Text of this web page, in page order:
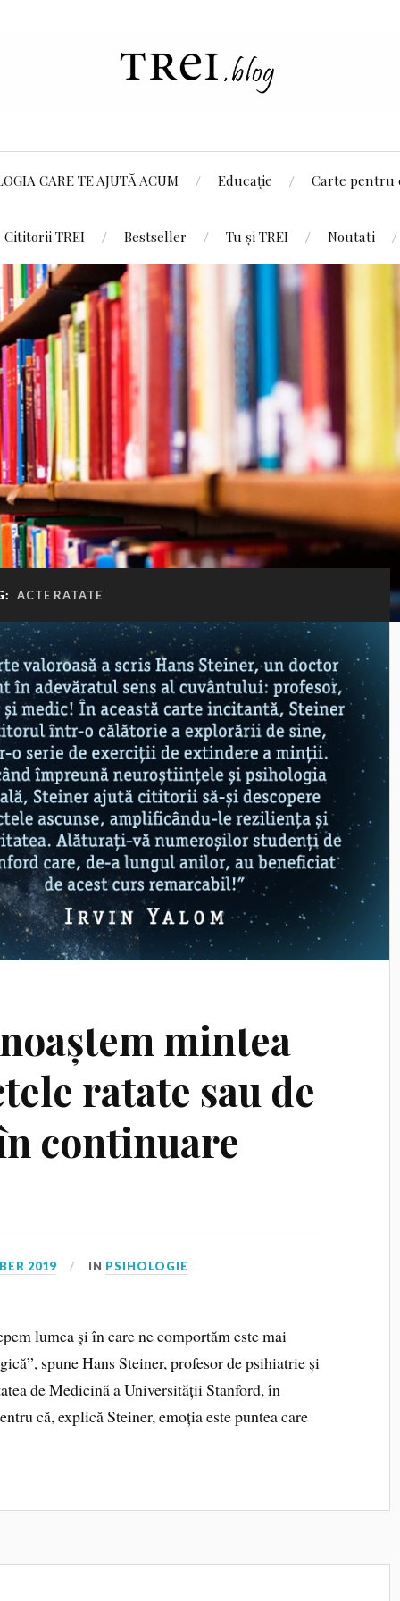
CARE TE AJUTĂ ACUM Educație Carte pentru
Cititorii TREI Bestseller Tu și TREI Noutati
ACTE RATATE
mintea
ratate sau de
continuare
2019 IN PSIHOLOGIE
lumea și în care ne comportăm este mai
spune Hans Steiner, profesor de psihiatrie și
de Medicină a Universității Stanford, în
că, explică Steiner, emoția este puntea care